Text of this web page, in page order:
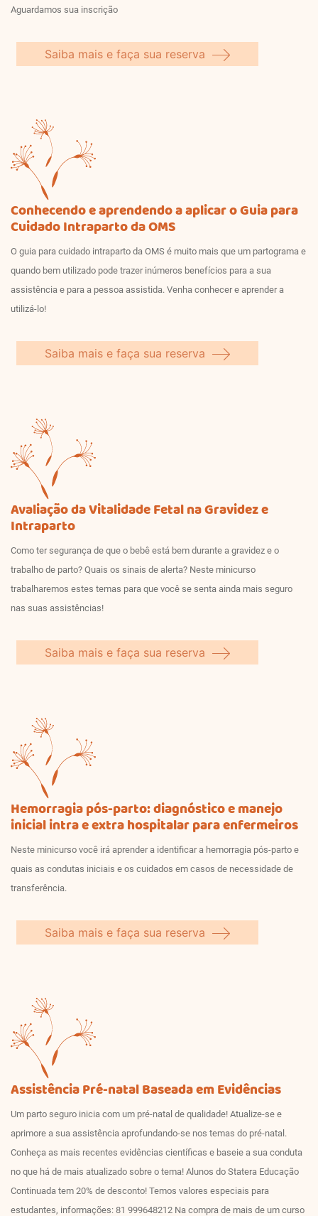
Aguardamos sua inscrição
Saiba mais e faça sua reserva
Conhecendo e aprendendo a aplicar o Guia para
Cuidado Intraparto da OMS
O guia para cuidado intraparto da OMS é muito mais que um partograma e
quando bem utilizado pode trazer inúmeros benefícios para a sua
assistência e para a pessoa assistida. Venha conhecer e aprender a
utilizá-lo!
Saiba mais e faça sua reserva
Avaliação da Vitalidade Fetal na Gravidez e
Intraparto
Como ter segurança de que o bebê está bem durante a gravidez e o
trabalho de parto? Quais os sinais de alerta? Neste minicurso
trabalharemos estes temas para que você se senta ainda mais seguro
nas suas assistências!
Saiba mais e faça sua reserva
Hemorragia pós-parto: diagnóstico e manejo
inicial intra e extra hospitalar para enfermeiros
Neste minicurso você irá aprender a identificar a hemorragia pós-parto e
quais as condutas iniciais e os cuidados em casos de necessidade de
transferência.
Saiba mais e faça sua reserva
Assistência Pré-natal Baseada em Evidências
Um parto seguro inicia com um pré-natal de qualidade! Atualize-se e
aprimore a sua assistência aprofundando-se nos temas do pré-natal.
Conheça as mais recentes evidências científicas e baseie a sua conduta
no que há de mais atualizado sobre o tema! Alunos do Statera Educação
Continuada tem 20% de desconto! Temos valores especiais para
estudantes, informações: 81 999648212 Na compra de mais de um curso